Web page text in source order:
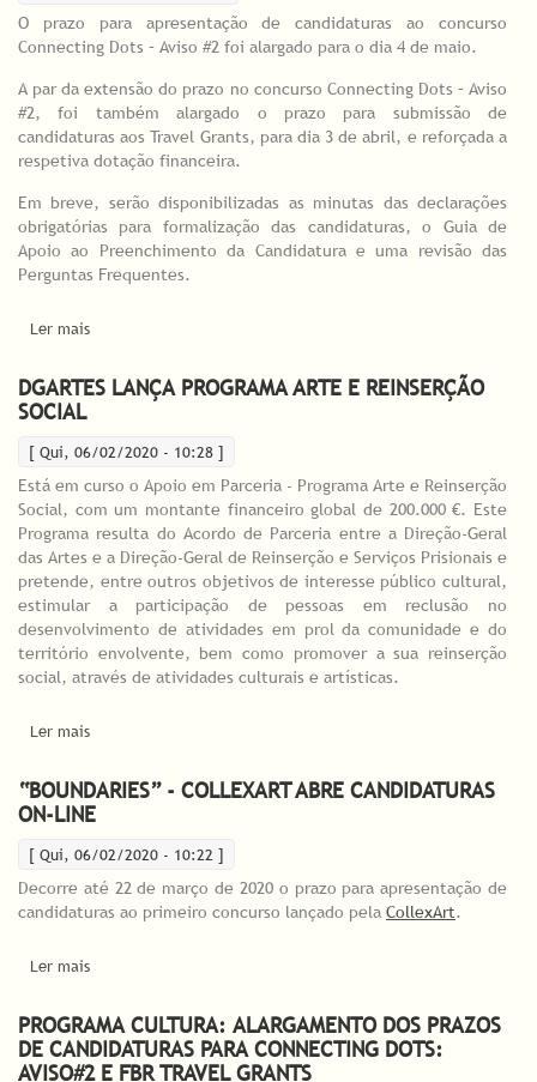
O prazo para apresentação de candidaturas ao concurso
Connecting Dots – Aviso #2 foi alargado para o dia 4 de maio.
A par da extensão do prazo no concurso Connecting Dots – Aviso
#2, foi também alargado o prazo para submissão de
candidaturas aos Travel Grants, para dia 3 de abril, e reforçada a
respetiva dotação financeira.
Em breve, serão disponibilizadas as minutas das declarações
obrigatórias para formalização das candidaturas, o Guia de
Apoio ao Preenchimento da Candidatura e uma revisão das
Perguntas Frequentes.
Ler mais
DGARTES LANÇA PROGRAMA ARTE E REINSERÇÃO
SOCIAL
[ Qui, 06/02/2020 - 10:28 ]
Está em curso o Apoio em Parceria - Programa Arte e Reinserção
Social, com um montante financeiro global de 200.000 €. Este
Programa resulta do Acordo de Parceria entre a Direção-Geral
das Artes e a Direção-Geral de Reinserção e Serviços Prisionais e
pretende, entre outros objetivos de interesse público cultural,
estimular a participação de pessoas em reclusão no
desenvolvimento de atividades em prol da comunidade e do
território envolvente, bem como promover a sua reinserção
social, através de atividades culturais e artísticas.
Ler mais
“BOUNDARIES” - COLLEXART ABRE CANDIDATURAS
ON-LINE
[ Qui, 06/02/2020 - 10:22 ]
Decorre até 22 de março de 2020 o prazo para apresentação de
candidaturas ao primeiro concurso lançado pela CollexArt.
Ler mais
PROGRAMA CULTURA: ALARGAMENTO DOS PRAZOS
DE CANDIDATURAS PARA CONNECTING DOTS:
AVISO#2 E FBR TRAVEL GRANTS